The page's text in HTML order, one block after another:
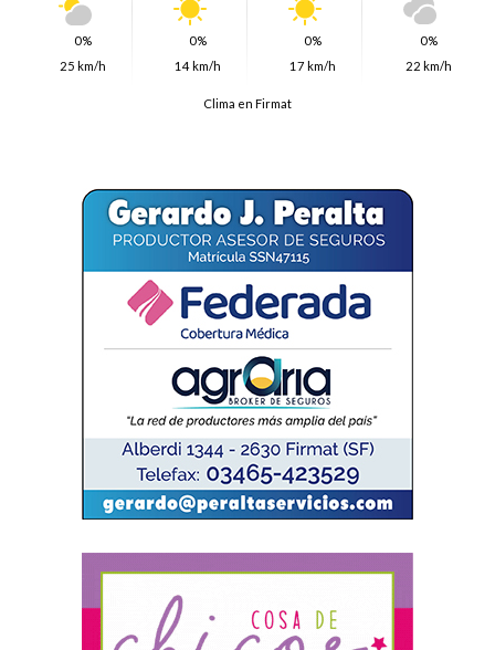
0%
25 km/h
0%
14 km/h
0%
17 km/h
0%
22 km/h
Clima en Firmat